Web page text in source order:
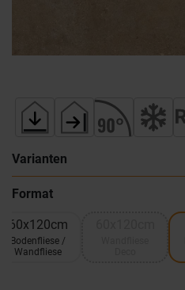
Varianten
Format
60x120cm
Bodenfliese /
Wandfliese